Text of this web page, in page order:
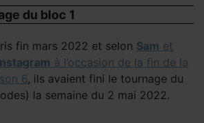
du bloc 1
fin mars 2022 et selon Sam et
à l’occasion de la fin de la
6, ils avaient fini le tournage du
la semaine du 2 mai 2022.